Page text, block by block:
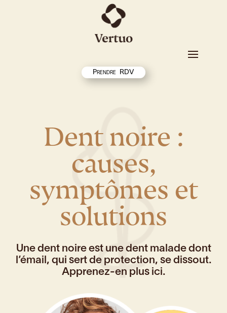
Prendre RDV
Dent noire :
causes,
symptômes et
solutions
Une dent noire est une dent malade dont
l’émail, qui sert de protection, se dissout.
Apprenez-en plus ici.